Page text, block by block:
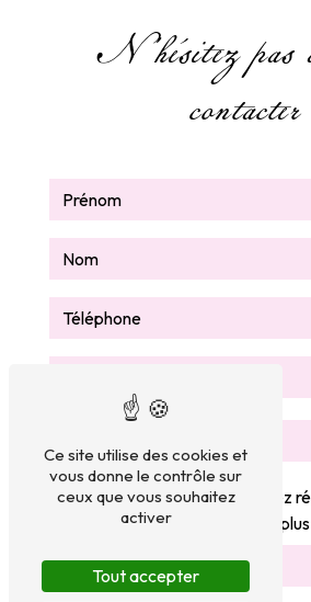
N'hésitezcontacter
Vous n'êtes pas un robot, veuillez
question : combien font quatre
Ce site utilise des cookies et
vous donne le contrôle sur
ceux que vous souhaitez
activer
Tout accepter